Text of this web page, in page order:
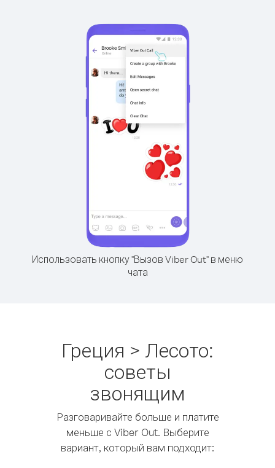
Использовать кнопку "Вызов Viber Out" в меню
чата
Греция > Лесото:
советы
звонящим
Разговаривайте больше и платите
меньше с Viber Out. Выберите
вариант, который вам подходит: